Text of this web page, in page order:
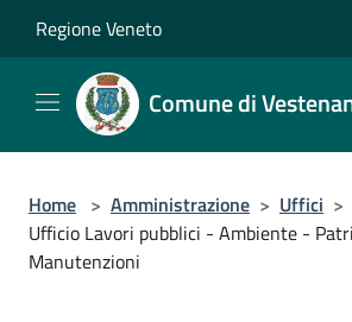
Regione Veneto
Comune di
Home > Amministrazione > Uffici >
Ufficio Lavori pubblici - Ambiente -
Manutenzioni